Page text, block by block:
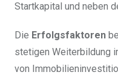
Startkapital und neben
Die Erfolgsfaktoren
stetigen Weiterbildung
von